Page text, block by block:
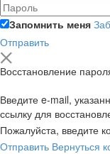
Запомнить меня
Отправить
Восстановление
Введите e-mail,
ссылку для
Пожалуйста, введите
Отправить Вернуться